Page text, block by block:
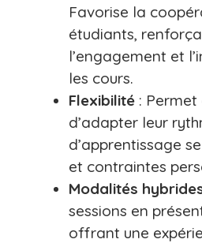
Favorise la
étudiants,
l’engagement et
les cours.
Flexibilité :
d’adapter leur
d’apprentissage
et contraintes
Modalités
sessions en
offrant une